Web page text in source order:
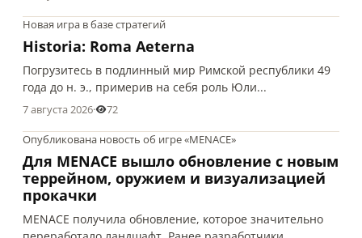
Новая игра в базе стратегий
Historia: Roma Aeterna
Погрузитесь в подлинный мир Римской республики 49
года до н. э., примерив на себя роль Юли...
7 августа 2026· 72
Опубликована новость об игре «MENACE»
Для MENACE вышло обновление с новым
террейном, оружием и визуализацией
прокачки
MENACE получила обновление, которое значительно